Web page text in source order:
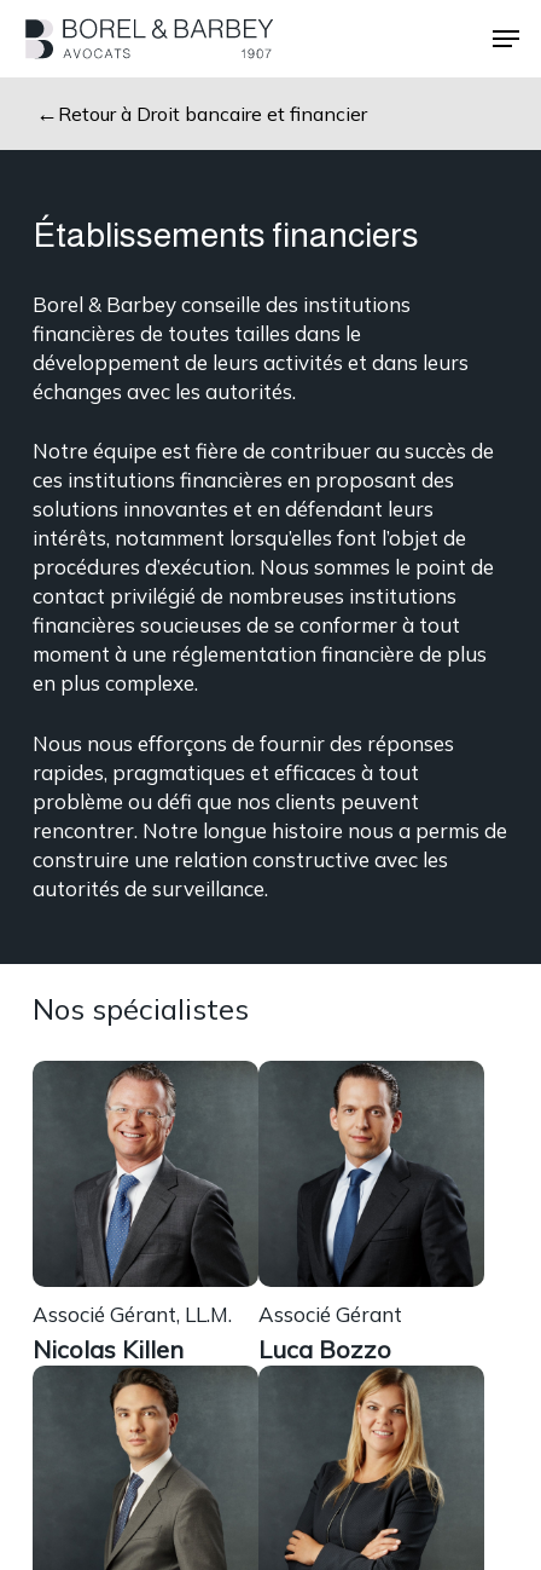
Retour à Droit bancaire et financier
Établissements financiers
Borel & Barbey conseille des institutions
financières de toutes tailles dans le
développement de leurs activités et dans leurs
échanges avec les autorités.
Notre équipe est fière de contribuer au succès de
ces institutions financières en proposant des
solutions innovantes et en défendant leurs
intérêts, notamment lorsqu’elles font l’objet de
procédures d’exécution. Nous sommes le point de
contact privilégié de nombreuses institutions
financières soucieuses de se conformer à tout
moment à une réglementation financière de plus
en plus complexe.
Nous nous efforçons de fournir des réponses
rapides, pragmatiques et efficaces à tout
problème ou défi que nos clients peuvent
rencontrer. Notre longue histoire nous a permis de
construire une relation constructive avec les
autorités de surveillance.
Nos spécialistes
Associé Gérant, LL.M.
Nicolas Killen
Associé Gérant
Luca Bozzo